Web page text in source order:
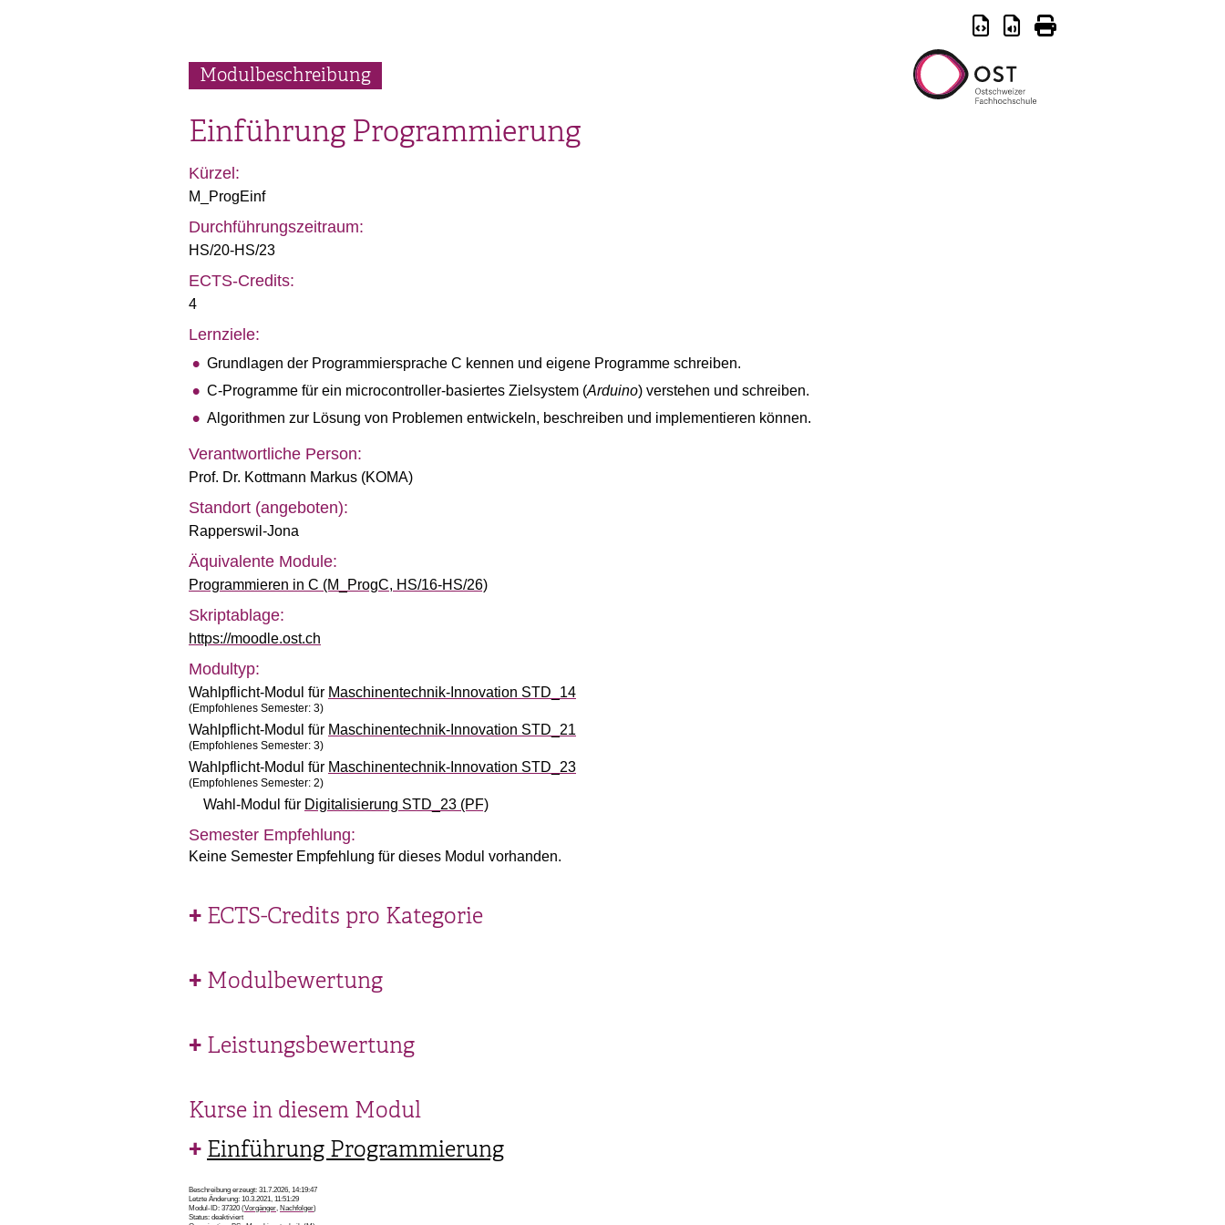
Modulbeschreibung
Einführung Programmierung
Kürzel:
M_ProgEinf
Durchführungszeitraum:
HS/20-HS/23
ECTS-Credits:
4
Lernziele:
Grundlagen der Programmiersprache C kennen und eigene Programme schreiben.
C-Programme für ein microcontroller-basiertes Zielsystem (Arduino) verstehen und schreiben.
Algorithmen zur Lösung von Problemen entwickeln, beschreiben und implementieren können.
Verantwortliche Person:
Prof. Dr. Kottmann Markus (KOMA)
Standort (angeboten):
Rapperswil-Jona
Äquivalente Module:
Programmieren in C (M_ProgC, HS/16-HS/26)
Skriptablage:
https://moodle.ost.ch
Modultyp:
Wahlpflicht-Modul für Maschinentechnik-Innovation STD_14
(Empfohlenes Semester: 3)
Wahlpflicht-Modul für Maschinentechnik-Innovation STD_21
(Empfohlenes Semester: 3)
Wahlpflicht-Modul für Maschinentechnik-Innovation STD_23
(Empfohlenes Semester: 2)
Wahl-Modul für Digitalisierung STD_23 (PF)
Semester Empfehlung:
Keine Semester Empfehlung für dieses Modul vorhanden.
ECTS-Credits pro Kategorie
Modulbewertung
Leistungsbewertung
Kurse in diesem Modul
Einführung Programmierung
Beschreibung erzeugt: 31.7.2026, 14:19:47
Letzte Änderung: 10.3.2021, 11:51:29
Modul-ID: 37320 (Vorgänger, Nachfolger)
Status: deaktiviert